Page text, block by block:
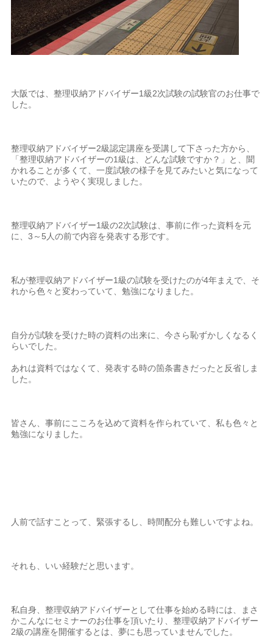
大阪では、整理収納アドバイザー1級2次試験の試験官のお仕事で
した。
整理収納アドバイザー2級認定講座を受講して下さった方から、
「整理収納アドバイザーの1級は、どんな試験ですか？」と、聞
かれることが多くて、一度試験の様子を見てみたいと気になって
いたので、ようやく実現しました。
整理収納アドバイザー1級の2次試験は、事前に作った資料を元
に、3～5人の前で内容を発表する形です。
私が整理収納アドバイザー1級の試験を受けたのが4年まえで、そ
れから色々と変わっていて、勉強になりました。
自分が試験を受けた時の資料の出来に、今さら恥ずかしくなるく
らいでした。
あれは資料ではなくて、発表する時の箇条書きだったと反省しま
した。
皆さん、事前にこころを込めて資料を作られていて、私も色々と
勉強になりました。
人前で話すことって、緊張するし、時間配分も難しいですよね。
それも、いい経験だと思います。
私自身、整理収納アドバイザーとして仕事を始める時には、まさ
かこんなにセミナーのお仕事を頂いたり、整理収納アドバイザー
2級の講座を開催するとは、夢にも思っていませんでした。